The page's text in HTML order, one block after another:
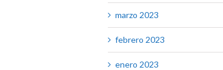
marzo 2023
febrero 2023
enero 2023